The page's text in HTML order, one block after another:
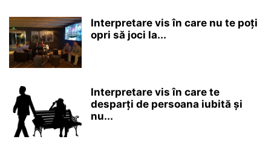
Interpretare vis în care nu te poți
opri să joci la...
Interpretare vis în care te
desparți de persoana iubită și
nu...